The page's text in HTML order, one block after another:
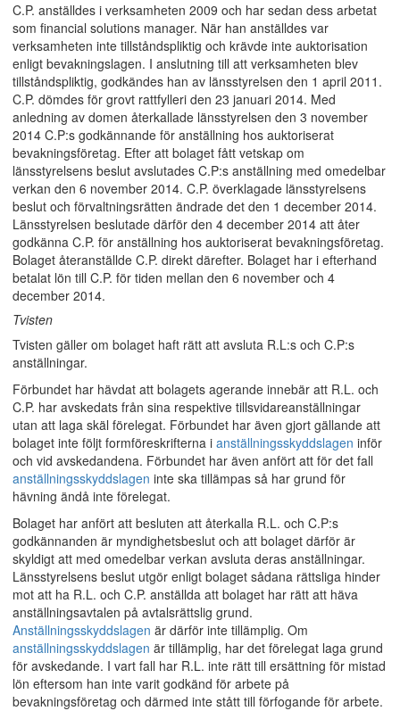
C.P. anställdes i verksamheten 2009 och har sedan dess arbetat
som financial solutions manager. När han anställdes var
verksamheten inte tillståndspliktig och krävde inte auktorisation
enligt bevakningslagen. I anslutning till att verksamheten blev
tillståndspliktig, godkändes han av länsstyrelsen den 1 april 2011.
C.P. dömdes för grovt rattfylleri den 23 januari 2014. Med
anledning av domen återkallade länsstyrelsen den 3 november
2014 C.P:s godkännande för anställning hos auktoriserat
bevakningsföretag. Efter att bolaget fått vetskap om
länsstyrelsens beslut avslutades C.P:s anställning med omedelbar
verkan den 6 november 2014. C.P. överklagade länsstyrelsens
beslut och förvaltningsrätten ändrade det den 1 december 2014.
Länsstyrelsen beslutade därför den 4 december 2014 att åter
godkänna C.P. för anställning hos auktoriserat bevakningsföretag.
Bolaget återanställde C.P. direkt därefter. Bolaget har i efterhand
betalat lön till C.P. för tiden mellan den 6 november och 4
december 2014.
Tvisten
Tvisten gäller om bolaget haft rätt att avsluta R.L:s och C.P:s
anställningar.
Förbundet har hävdat att bolagets agerande innebär att R.L. och
C.P. har avskedats från sina respektive tillsvidareanställningar
utan att laga skäl förelegat. Förbundet har även gjort gällande att
bolaget inte följt formföreskrifterna i anställningsskyddslagen inför
och vid avskedandena. Förbundet har även anfört att för det fall
anställningsskyddslagen inte ska tillämpas så har grund för
hävning ändå inte förelegat.
Bolaget har anfört att besluten att återkalla R.L. och C.P:s
godkännanden är myndighetsbeslut och att bolaget därför är
skyldigt att med omedelbar verkan avsluta deras anställningar.
Länsstyrelsens beslut utgör enligt bolaget sådana rättsliga hinder
mot att ha R.L. och C.P. anställda att bolaget har rätt att häva
anställningsavtalen på avtalsrättslig grund.
Anställningsskyddslagen är därför inte tillämplig. Om
anställningsskyddslagen är tillämplig, har det förelegat laga grund
för avskedande. I vart fall har R.L. inte rätt till ersättning för mistad
lön eftersom han inte varit godkänd för arbete på
bevakningsföretag och därmed inte stått till förfogande för arbete.